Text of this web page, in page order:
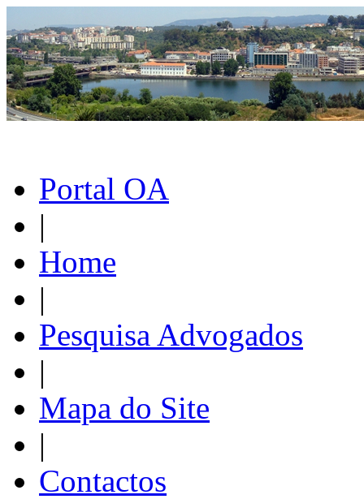
Portal OA
|
Home
|
Pesquisa Advogados
|
Mapa do Site
|
Contactos